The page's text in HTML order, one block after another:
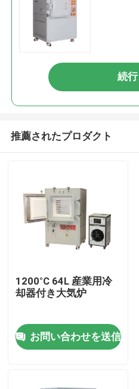
続行
推薦されたプロダクト
1200°C 64L 産業用冷
却器付き大気炉
お問い合わせを送信